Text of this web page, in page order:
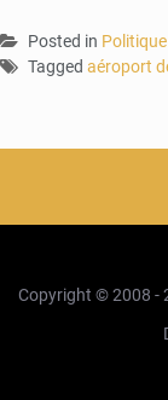
Posted in Politique
Tagged aéroport
Copyright © 2008 -